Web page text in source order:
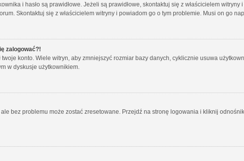
i hasło są prawidłowe. Jeżeli są prawidłowe, skontaktuj się z właścicielem
Skontaktuj się z właścicielem witryny i powiadom go o tym problemie. Musi on go
zalogować?!
konto. Wiele witryn, aby zmniejszyć rozmiar bazy danych, cyklicznie usuwa
w dyskusje użytkownikiem.
bez problemu może zostać zresetowane. Przejdź na stronę logowania i kliknij